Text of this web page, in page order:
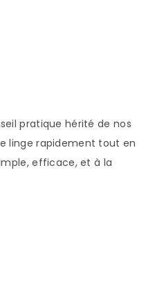
pratique hérité de nos
linge rapidement tout en
efficace, et à la